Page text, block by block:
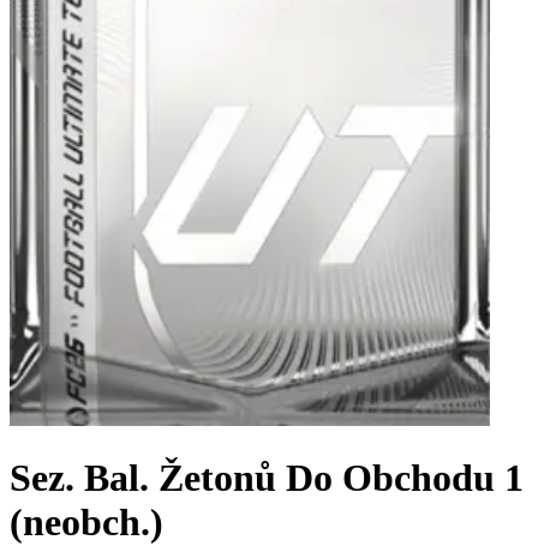
Sez. Bal. Žetonů Do Obchodu 1
(neobch.)